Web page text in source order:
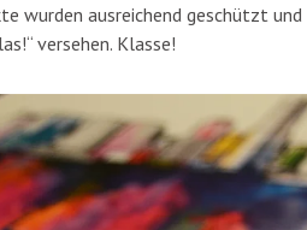
wurden ausreichend geschützt
versehen. Klasse!